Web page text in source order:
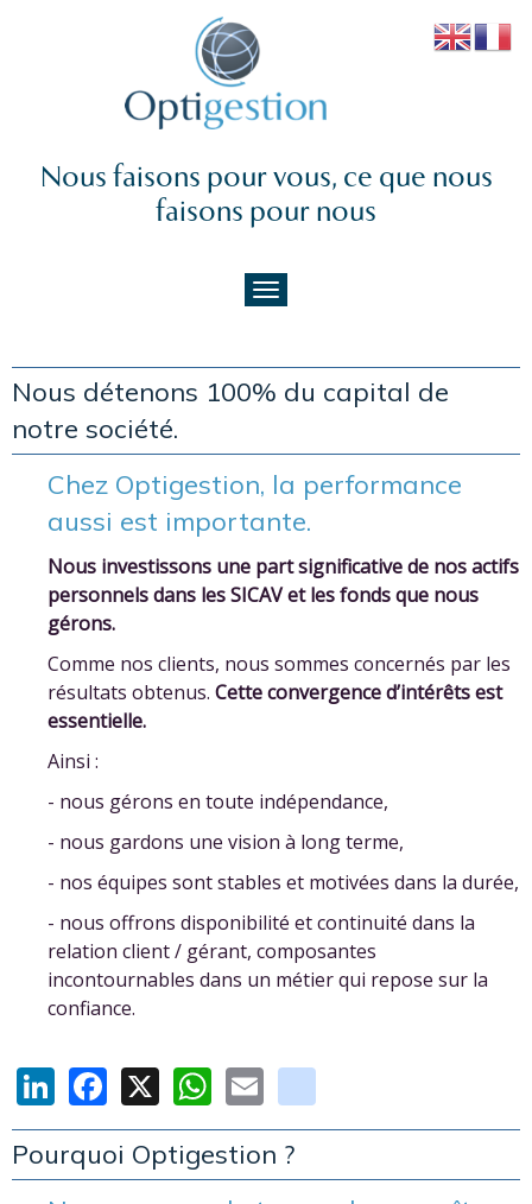
Nous faisons pour vous, ce que nous
faisons pour nous
Nous détenons 100% du capital de
notre société.
Chez Optigestion, la performance
aussi est importante.
Nous investissons une part significative de nos actifs
personnels dans les SICAV et les fonds que nous
gérons.
Comme nos clients, nous sommes concernés par les
résultats obtenus. Cette convergence d’intérêts est
essentielle.
Ainsi :
- nous gérons en toute indépendance,
- nous gardons une vision à long terme,
- nos équipes sont stables et motivées dans la durée,
- nous offrons disponibilité et continuité dans la
relation client / gérant, composantes
incontournables dans un métier qui repose sur la
confiance.
LinkedIn
Facebook
X WhatsApp
Email
Pourquoi Optigestion ?